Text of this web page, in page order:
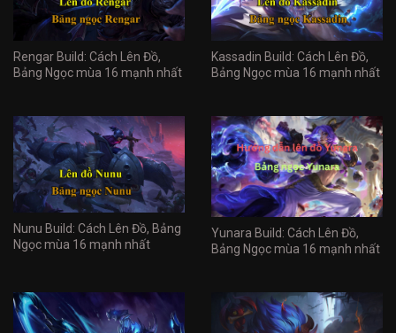
Rengar Build: Cách Lên Đồ,
Bảng Ngọc mùa 16 mạnh nhất
Kassadin Build: Cách Lên Đồ,
Bảng Ngọc mùa 16 mạnh nhất
Nunu Build: Cách Lên Đồ, Bảng
Ngọc mùa 16 mạnh nhất
Yunara Build: Cách Lên Đồ,
Bảng Ngọc mùa 16 mạnh nhất